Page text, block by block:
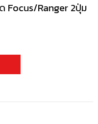
Focus/Ranger 2ปุ่ม